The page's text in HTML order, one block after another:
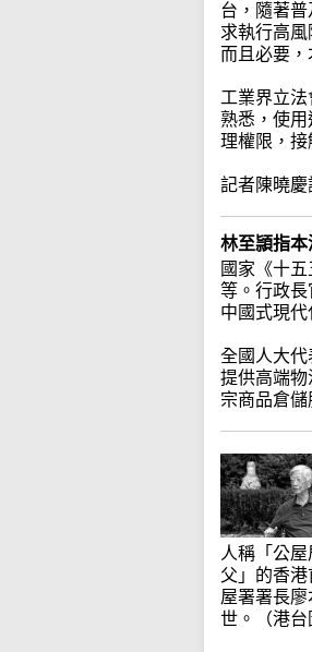
台，隨著
求執行高
而且必要，
工業界立
熟悉，使
理權限，接
記者陳曉慶
林至頴指
國家《十
等。行政
中國式現代
全國人大
提供高端
宗商品倉儲
人稱「公屋
父」的香港
屋署署長廖
世。（港台